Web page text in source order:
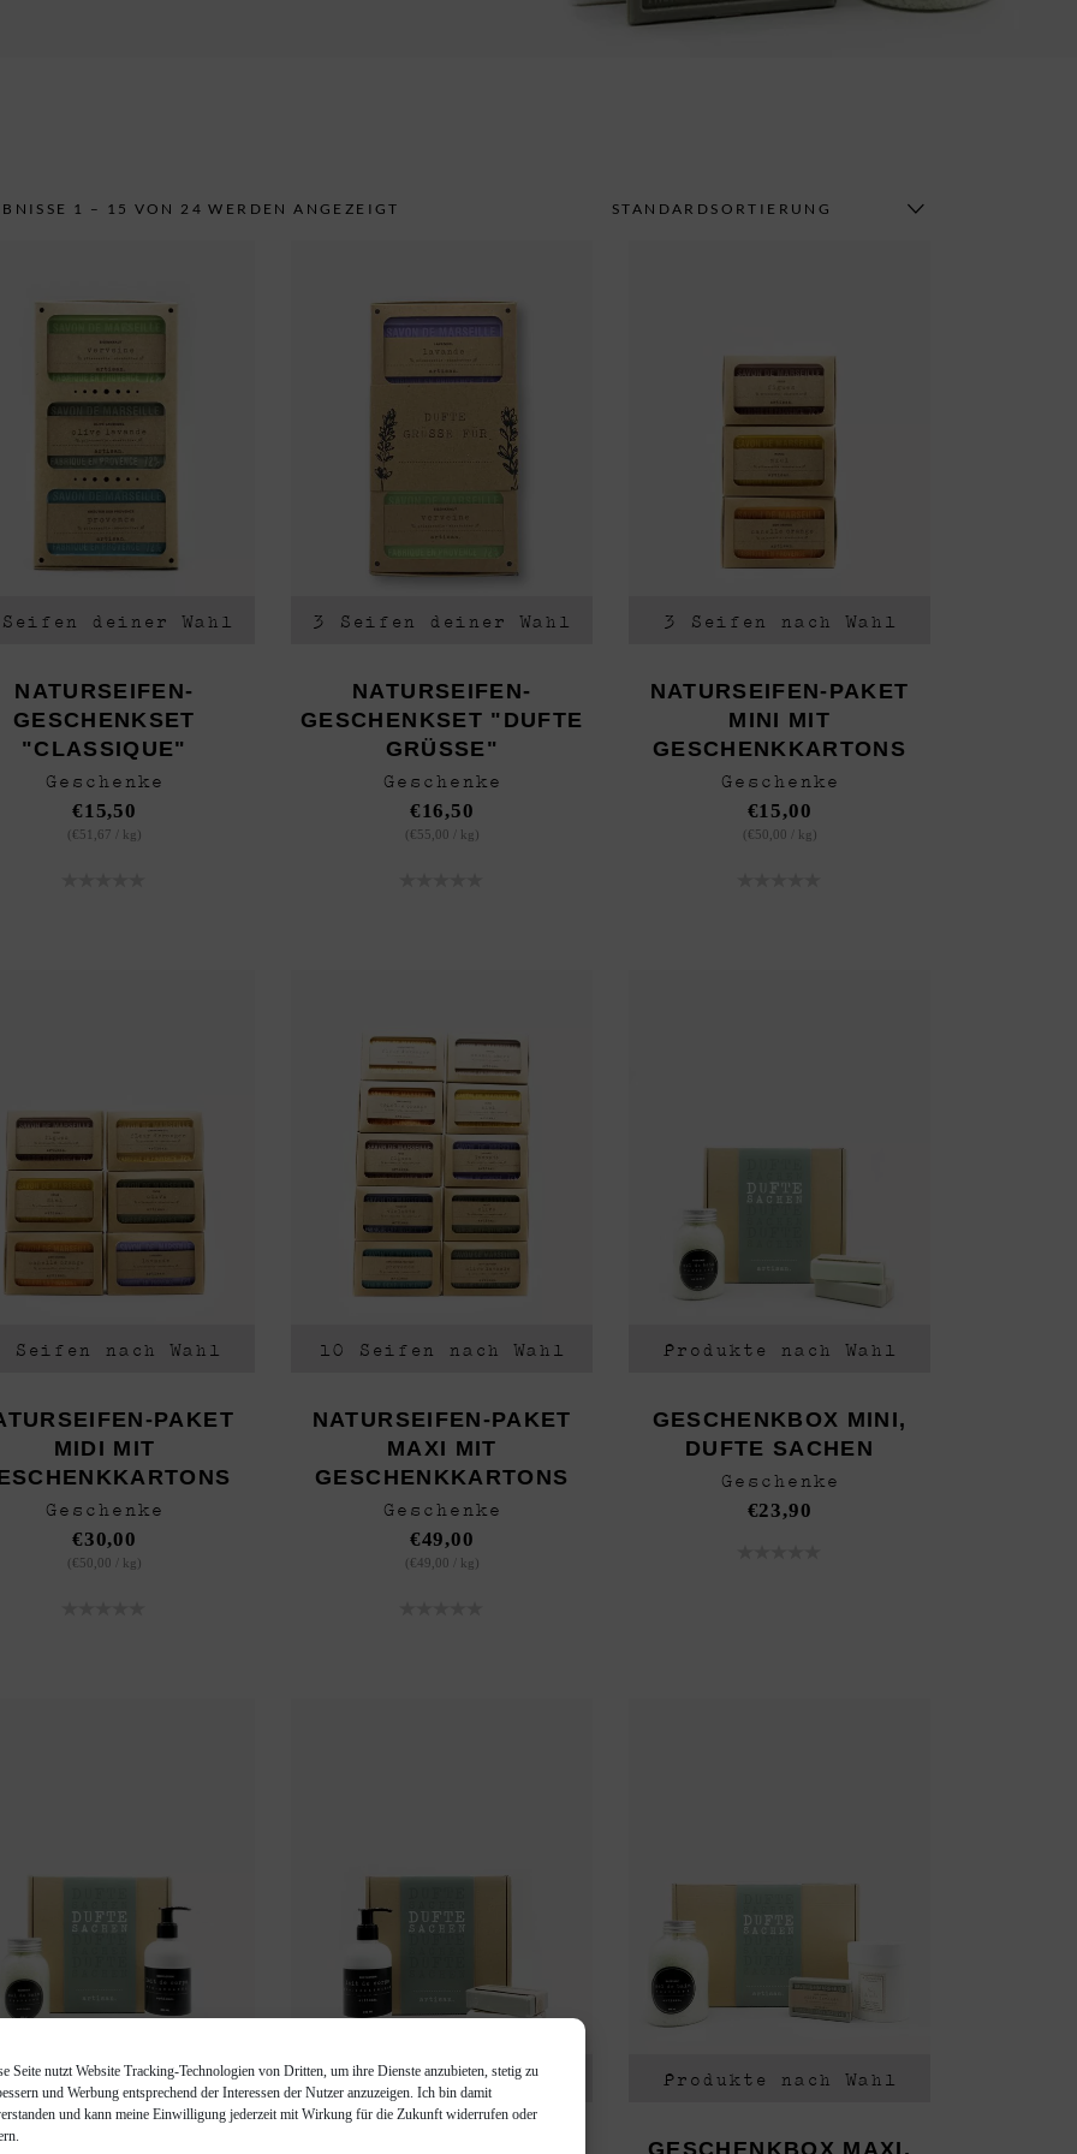
Seite nutzt Website Tracking-Technologien von Dritten, um ihre Dienste anzubieten, stetig zu
und Werbung entsprechend der Interessen der Nutzer anzuzeigen. Ich bin damit
und kann meine Einwilligung jederzeit mit Wirkung für die Zukunft widerrufen oder
1 – 15 VON 24 WERDEN ANGEZEIGT STANDARDSORTIERUNG
deiner Wahl
NATURSEIFEN-
GESCHENKSET
"CLASSIQUE"
Geschenke
€15,50
( €51,67 kg )
3 Seifen deiner Wahl
NATURSEIFEN-
GESCHENKSET "DUFTE
GRÜSSE"
Geschenke
€16,50
( €55,00 kg )
3 Seifen nach Wahl
NATURSEIFEN-PAKET
MINI MIT
GESCHENKKARTONS
Geschenke
€15,00
( €50,00 kg )
Seifen nach Wahl
PAKET
MIDI MIT
Geschenke
€30,00
( €50,00 kg )
10 Seifen nach Wahl
NATURSEIFEN-PAKET
MAXI MIT
GESCHENKKARTONS
Geschenke
€49,00
( €49,00 kg )
Produkte nach Wahl
GESCHENKBOX MINI,
DUFTE SACHEN
Geschenke
€23,90
nach Wahl
MIDI,
Produkte nach Wahl Produkte nach Wahl
GESCHENKBOX MAXI,